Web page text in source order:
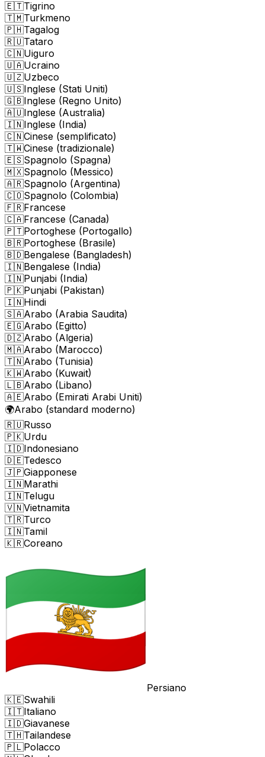
🇪🇹Tigrino
🇹🇲Turkmeno
🇵🇭Tagalog
🇷🇺Tataro
🇨🇳Uiguro
🇺🇦Ucraino
🇺🇿Uzbeco
🇺🇸Inglese (Stati Uniti)
🇬🇧Inglese (Regno Unito)
🇦🇺Inglese (Australia)
🇮🇳Inglese (India)
🇨🇳Cinese (semplificato)
🇹🇼Cinese (tradizionale)
🇪🇸Spagnolo (Spagna)
🇲🇽Spagnolo (Messico)
🇦🇷Spagnolo (Argentina)
🇨🇴Spagnolo (Colombia)
🇫🇷Francese
🇨🇦Francese (Canada)
🇵🇹Portoghese (Portogallo)
🇧🇷Portoghese (Brasile)
🇧🇩Bengalese (Bangladesh)
🇮🇳Bengalese (India)
🇮🇳Punjabi (India)
🇵🇰Punjabi (Pakistan)
🇮🇳Hindi
🇸🇦Arabo (Arabia Saudita)
🇪🇬Arabo (Egitto)
🇩🇿Arabo (Algeria)
🇲🇦Arabo (Marocco)
🇹🇳Arabo (Tunisia)
🇰🇼Arabo (Kuwait)
🇱🇧Arabo (Libano)
🇦🇪Arabo (Emirati Arabi Uniti)
🌍Arabo (standard moderno)
🇷🇺Russo
🇵🇰Urdu
🇮🇩Indonesiano
🇩🇪Tedesco
🇯🇵Giapponese
🇮🇳Marathi
🇮🇳Telugu
🇻🇳Vietnamita
🇹🇷Turco
🇮🇳Tamil
🇰🇷Coreano
Persiano
🇰🇪Swahili
🇮🇹Italiano
🇮🇩Giavanese
🇹🇭Tailandese
🇵🇱Polacco